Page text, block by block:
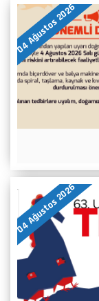
04 Ağustos 2026
04 Ağustos 2026